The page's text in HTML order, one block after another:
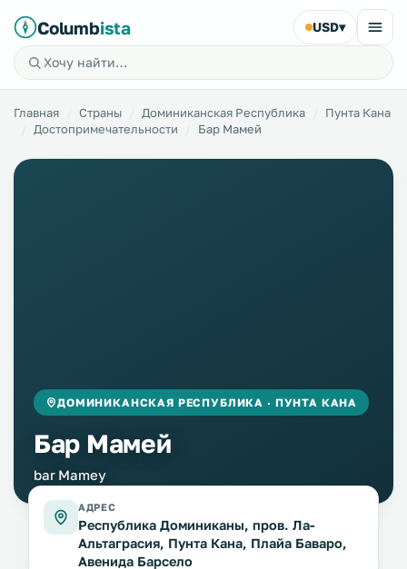
Columbista USD▾
Главная Страны Доминиканская Республика
Пунта Кана
Достопримечательности
Бар Мамей
ДОМИНИКАНСКАЯ РЕСПУБЛИКА · ПУНТА КАНА
Бар Мамей
bar Mamey
АДРЕС
Республика Доминиканы, пров. Ла-
Альтаграсия, Пунта Кана, Плайа Баваро,
Авенида Барсело